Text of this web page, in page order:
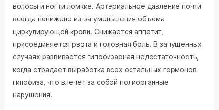
волосы и ногти ломкие. Артериальное давление почти
всегда понижено из-за уменьшения объема
циркулирующей крови. Снижается аппетит,
присоединяется рвота и головная боль. В запущенных
случаях развивается гипофизарная недостаточность,
когда страдает выработка всех остальных гормонов
гипофиза, что влечет за собой полиорганные
нарушения.